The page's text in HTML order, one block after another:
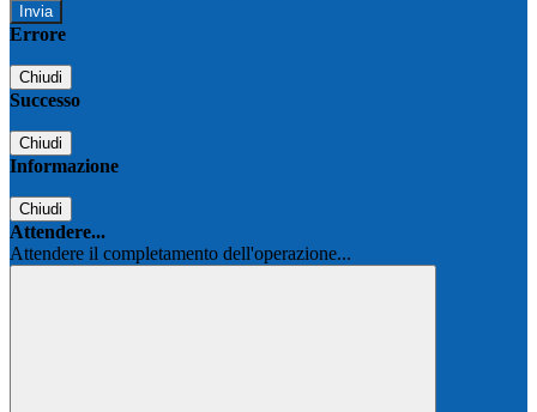
Errore
Chiudi
Successo
Chiudi
Informazione
Chiudi
Attendere...
Attendere il completamento dell'operazione...